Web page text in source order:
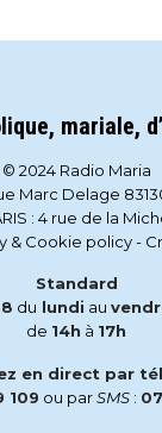
mariale,
© 2024 Radio Maria
Marc Delage
: 4 rue de la
& Cookie policy-
Standard
du lundi au
de 14h à 17h
en direct par
109 ou parSMS :